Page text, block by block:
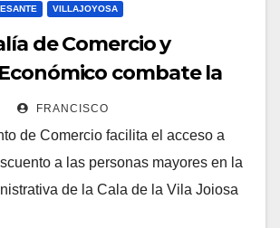
VILLAJOYOSA
de Comercio y
combate la
habilitando puntos
la adquisición de los
FRANCISCO
de Comercio facilita el acceso a
a las personas mayores en la
de la Cala de la Vila Joiosa